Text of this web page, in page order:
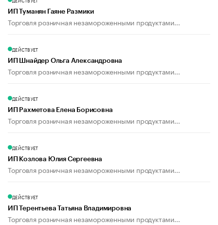
ИП Туманян Гаяне Размики
Торговля розничная незамороженными продуктами...
ДЕЙСТВУЕТ
ИП Шнайдер Ольга Александровна
Торговля розничная незамороженными продуктами...
ДЕЙСТВУЕТ
ИП Рахметова Елена Борисовна
Торговля розничная незамороженными продуктами...
ДЕЙСТВУЕТ
ИП Козлова Юлия Сергеевна
Торговля розничная незамороженными продуктами...
ДЕЙСТВУЕТ
ИП Терентьева Татьяна Владимировна
Торговля розничная незамороженными продуктами...